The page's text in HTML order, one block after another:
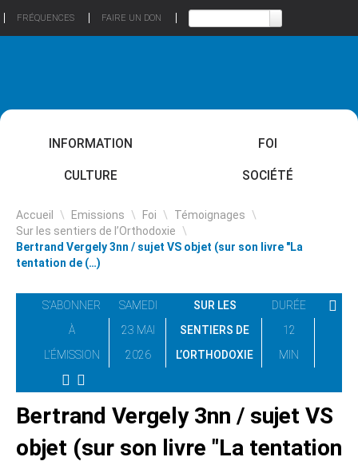
FRÉQUENCES FAIRE UN DON
INFORMATION FOI
CULTURE SOCIÉTÉ
Accueil \ Emissions \ Foi \ Témoignages \
Sur les sentiers de l’Orthodoxie \
Bertrand Vergely 3nn / sujet VS objet (sur son livre "La
tentation de (…)
S'ABONNER
À
L'ÉMISSION
SAMEDI
23 MAI
2026
SUR LES
SENTIERS DE
L’ORTHODOXIE
DURÉE
12
MIN
Bertrand Vergely 3nn / sujet VS
objet (sur son livre "La tentation